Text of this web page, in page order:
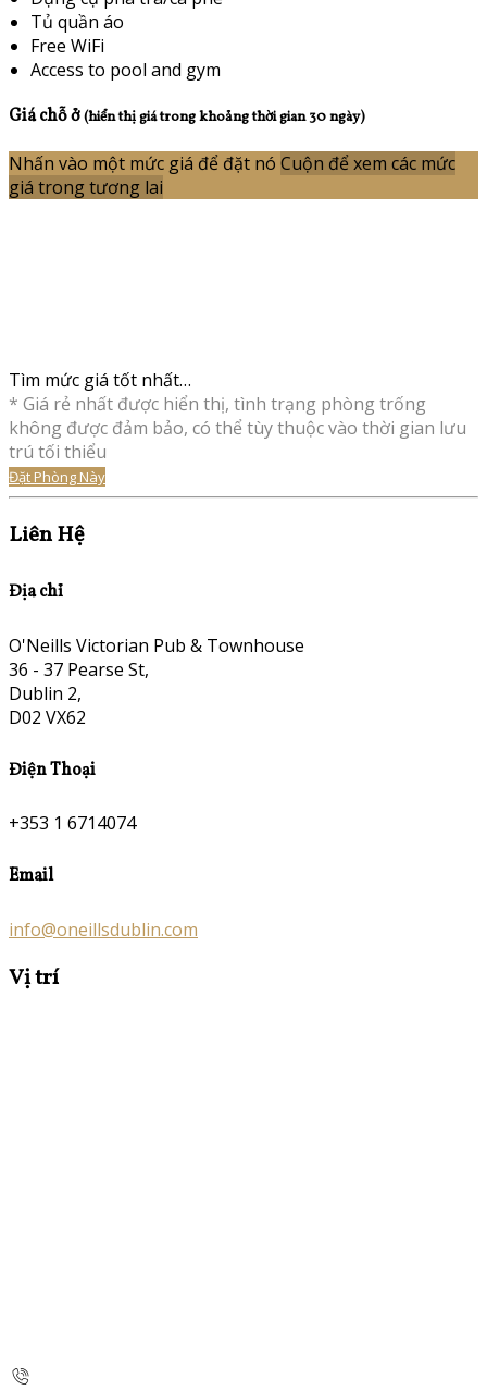
Tủ quần áo
Free WiFi
Access to pool and gym
Giá chỗ ở(hiển thị giá trong khoảng thời gian 30 ngày)
Nhấn vào một mức giá để đặt nó Cuộn để xem các mức
giá trong tương lai
Tìm mức giá tốt nhất…
* Giá rẻ nhất được hiển thị, tình trạng phòng trống
không được đảm bảo, có thể tùy thuộc vào thời gian lưu
trú tối thiểu
Đặt Phòng Này
Liên Hệ
Địa chỉ
O'Neills Victorian Pub & Townhouse
36 - 37 Pearse St,
Dublin 2,
D02 VX62
Điện Thoại
+353 1 6714074
Email
info@oneillsdublin.com
Vị trí